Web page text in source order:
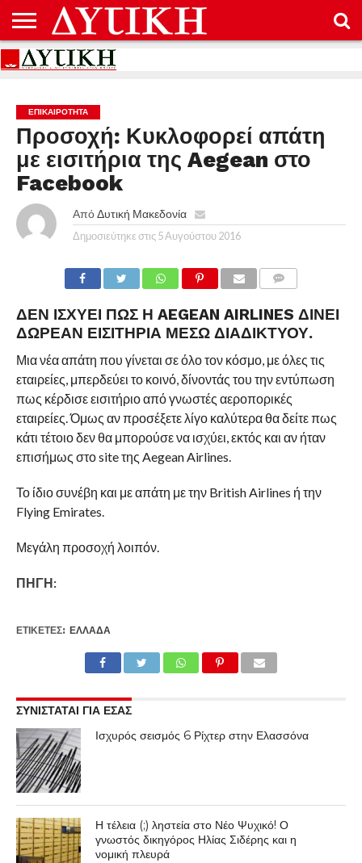
ΑΡΧΙΚΉ
ΕΠΙΚΟΙΝΩΝΊΑ
ΌΡΟΙ
ΠΡΟΣΤΑΣΊΑ
ΕΠΙΚΑΙΡΟΤΗΤΑ
Προσοχή: Κυκλοφορεί απάτη
με εισιτήρια της Aegean στο
Facebook
Από Δυτική Μακεδονία
Δημοσιεύτηκε στις 5 Αυγούστου 2016
ΔΕΝ ΙΣΧΎΕΙ ΠΩΣ Η AEGEAN AIRLINES ΔΊΝΕΙ
ΔΩΡΕΆΝ ΕΙΣΙΤΉΡΙΑ ΜΈΣΩ ΔΙΑΔΙΚΤΎΟΥ.
Μια νέα απάτη που γίνεται σε όλο τον κόσμο, με όλες τις
εταιρείες, μπερδεύει το κοινό, δίνοντάς του την εντύπωση
πως κέρδισε εισιτήριο από γνωστές αεροπορικές
εταιρείες. Όμως αν προσέξετε λίγο καλύτερα θα δείτε πως
κάτι τέτοιο δεν θα μπορούσε να ισχύει, εκτός και αν ήταν
επισήμως στο site της Aegean Airlines.
Το ίδιο συνέβη και με απάτη με την British Airlines ή την
Flying Emirates.
Μεγάλη προσοχή λοιπόν.
ΠΗΓΗ:
ΕΤΙΚΕΤΕΣ: ΕΛΛΆΔΑ
ΣΥΝΙΣΤΑΤΑΙ ΓΙΑ ΕΣΑΣ
Ισχυρός σεισμός 6 Ρίχτερ στην Ελασσόνα
Η τέλεια (;) ληστεία στο Νέο Ψυχικό! Ο
γνωστός δικηγόρος Ηλίας Σιδέρης και η
νομική πλευρά